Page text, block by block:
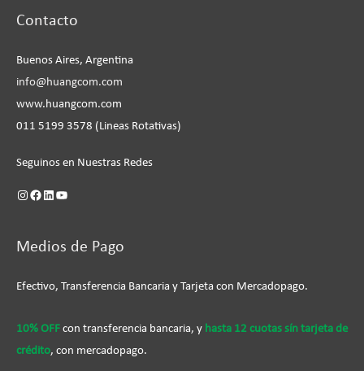
Contacto
Buenos Aires, Argentina
info@huangcom.com
www.huangcom.com
011 5199 3578 (Lineas Rotativas)
Seguinos en Nuestras Redes
Medios de Pago
Efectivo, Transferencia Bancaria y Tarjeta con Mercadopago.
10% OFF con transferencia bancaria, y hasta 12 cuotas sín tarjeta de
crédito, con mercadopago.